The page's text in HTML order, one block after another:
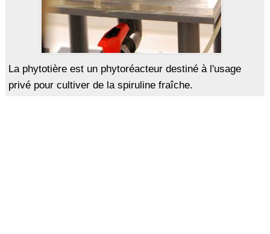
La phytotière est un phytoréacteur destiné à l'usage
privé pour cultiver de la spiruline fraîche.